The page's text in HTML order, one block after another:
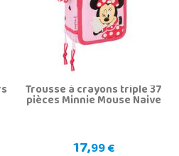
Trousse à crayons triple 37
pièces Minnie Mouse Naive
17,99 €